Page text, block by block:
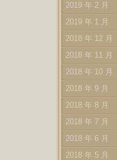
2019 年 2 月
2019 年 1 月
2018 年 12 月
2018 年 11 月
2018 年 10 月
2018 年 9 月
2018 年 8 月
2018 年 7 月
2018 年 6 月
2018 年 5 月